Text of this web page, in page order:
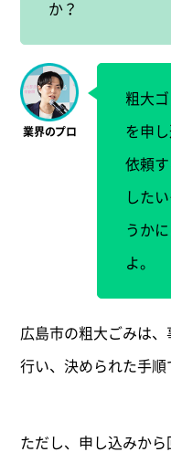
か？
粗大
を申
依頼
した
うか
よ。
広島市の粗大ごみは
行い、決められた手順
ただし、申し込みか